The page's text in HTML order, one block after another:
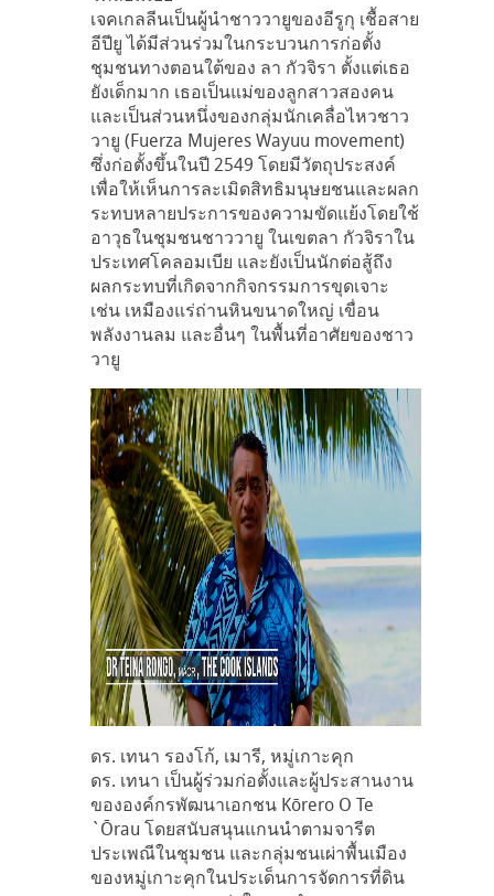
เจคเกลลีนเป็นผู้นำชาววายูของอีรูกุ เชื้อสาย
อีปียู ได้มีส่วนร่วมในกระบวนการก่อตั้ง
ชุมชนทางตอนใต้ของ ลา กัวจิรา ตั้งแต่เธอ
ยังเด็กมาก เธอเป็นแม่ของลูกสาวสองคน
และเป็นส่วนหนึ่งของกลุ่มนักเคลื่อไหวชาว
วายู (Fuerza Mujeres Wayuu movement)
ซึ่งก่อตั้งขึ้นในปี 2549 โดยมีวัตถุประสงค์
เพื่อให้เห็นการละเมิดสิทธิมนุษยชนและผลก
ระทบหลายประการของความขัดแย้งโดยใช้
อาวุธในชุมชนชาววายู ในเขตลา กัวจิราใน
ประเทศโคลอมเบีย และยังเป็นนักต่อสู้ถึง
ผลกระทบที่เกิดจากกิจกรรมการขุดเจาะ
เช่น เหมืองแร่ถ่านหินขนาดใหญ่ เขื่อน
พลังงานลม และอื่นๆ ในพื้นที่อาศัยของชาว
วายู
ดร. เทนา รองโก้, เมารี, หมู่เกาะคุก
ดร. เทนา เป็นผู้ร่วมก่อตั้งและผู้ประสานงาน
ขององค์กรพัฒนาเอกชน Kōrero O Te
`Ōrau โดยสนับสนุนแกนนำตามจารีต
ประเพณีในชุมชน และกลุ่มชนเผ่าพื้นเมือง
ของหมู่เกาะคุกในประเด็นการจัดการที่ดิน